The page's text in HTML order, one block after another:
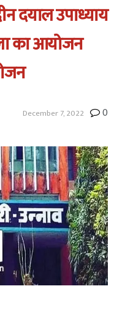
दयाल उपाध्याय
का आयोजन
December 7, 2022 0